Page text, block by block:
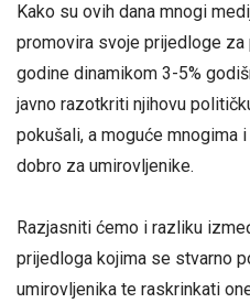
Kako su ovih dana mnogi
promovira svoje prijedloge
godine dinamikom 3-5%
javno razotkriti njihovu
pokušali, a moguće mnogima
dobro za umirovljenike.
Razjasniti ćemo i razliku
prijedloga kojima se stvarno
umirovljenika te raskrinkati